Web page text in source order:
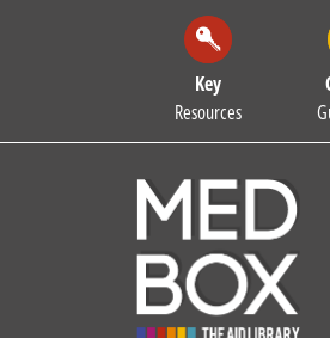
Key
Resources